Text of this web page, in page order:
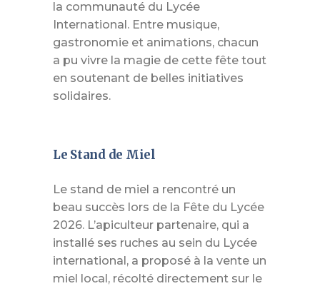
la communauté du Lycée
International. Entre musique,
gastronomie et animations, chacun
a pu vivre la magie de cette fête tout
en soutenant de belles initiatives
solidaires.
Le Stand de Miel
Le stand de miel a rencontré un
beau succès lors de la Fête du Lycée
2026. L’apiculteur partenaire, qui a
installé ses ruches au sein du Lycée
international, a proposé à la vente un
miel local, récolté directement sur le